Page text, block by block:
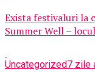
Exista festivaluri la
Summer Well –
Uncategorized7 zile